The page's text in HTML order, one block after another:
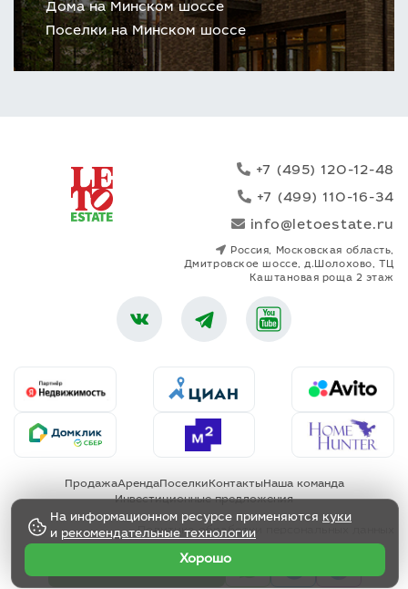
На информационном ресурсе применяются куки
и рекомендательные технологии
Хорошо
Позвонить менеджеру
Дома на Минском шоссе
Поселки на Минском шоссе
+7 (495) 120-12-48
+7 (499) 110-16-34
info@letoestate.ru
Россия, Московская область,
Дмитровское шоссе, д.Шолохово, ТЦ
Каштановая роща 2 этаж
ПродажаАрендаПоселкиКонтактыНаша команда
Инвестиционные предложения
Политика обработки персональных данных